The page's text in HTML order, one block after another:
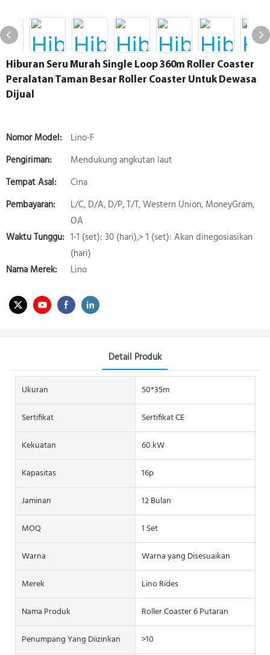
Hiburan Seru Murah Single Loop 360m Roller Coaster
Peralatan Taman Besar Roller Coaster Untuk Dewasa
Dijual
Nomor Model:
Lino-F
Pengiriman:
Mendukung angkutan laut
Tempat Asal:
Cina
Pembayaran:
L/C, D/A, D/P, T/T, Western Union, MoneyGram,
OA
Waktu Tunggu: 1-1 (set): 30 (hari),> 1 (set): Akan dinegosiasikan
(hari)
Nama Merek:
Lino
Detail Produk
Ukuran
50*35m
Sertifikat
Sertifikat CE
Kekuatan
60 kW
Kapasitas
16p
Jaminan
12 Bulan
MOQ
1 Set
Warna
Warna yang Disesuaikan
Merek
Lino Rides
Nama Produk
Roller Coaster 6 Putaran
Penumpang Yang Diizinkan
>10